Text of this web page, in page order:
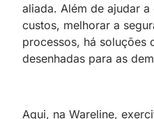
aliada. Além de ajudar
custos, melhorar a
processos, há soluções
desenhadas para as
Aqui, na Wareline,